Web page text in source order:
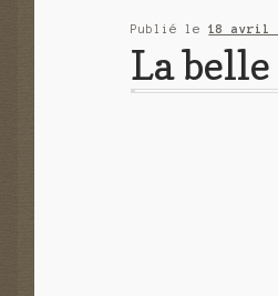
Publié le18 avril
La